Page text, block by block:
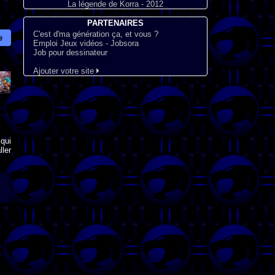
La légende de Korra - 2012
PARTENAIRES
C'est d'ma génération ça, et vous ?
Emploi Jeux vidéos - Jobsora
Job pour dessinateur
Ajouter votre site